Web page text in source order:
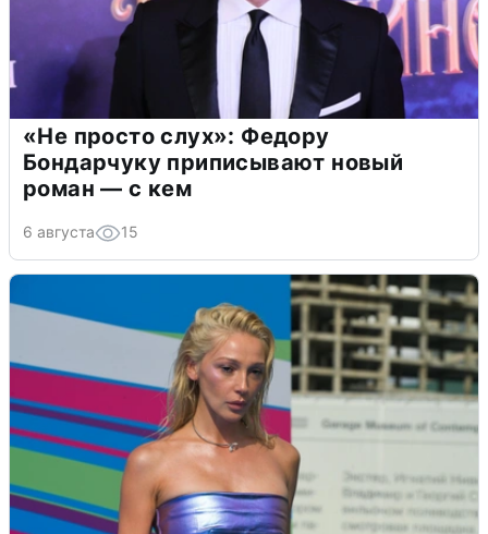
«Не просто слух»: Федору
Бондарчуку приписывают новый
роман — с кем
6 августа 15